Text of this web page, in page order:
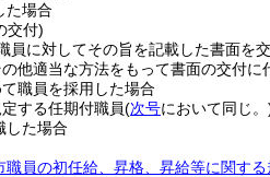
た場合
交付)
に対してその旨を記載した書面を
他適当な方法をもって書面の交付に
職員を採用した場合
する任期付職員(次号において同じ。
した場合
職員の初任給、昇格、昇給等に関する